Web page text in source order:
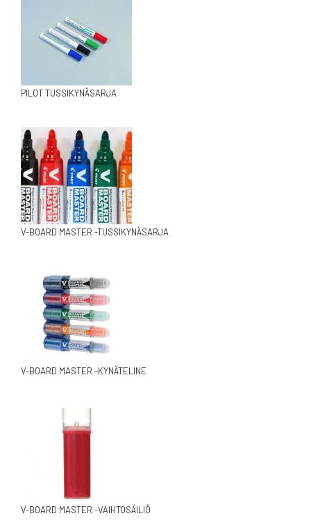
PILOT TUSSIKYNÄSARJA
V-BOARD MASTER -TUSSIKYNÄSARJA
V-BOARD MASTER -KYNÄTELINE
V-BOARD MASTER -VAIHTOSÄILIÖ